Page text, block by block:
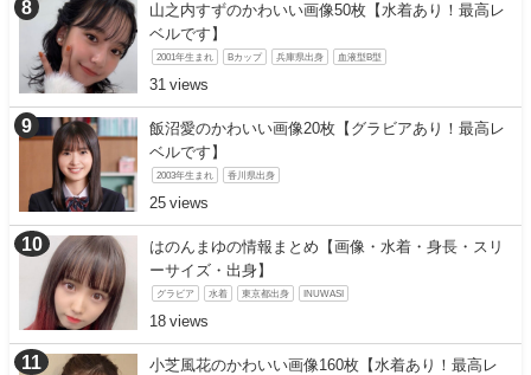
山之内すずのかわいい画像50枚【水着あり！最高レ
ベルです】
2001年生まれ Bカップ 兵庫県出身 血液型B型
31
飯沼愛のかわいい画像20枚【グラビアあり！最高レ
ベルです】
2003年生まれ 香川県出身
25
はのんまゆの情報まとめ【画像・水着・身長・スリ
ーサイズ・出身】
グラビア 水着 東京都出身 INUWASI
18
小芝風花のかわいい画像160枚【水着あり！最高レ